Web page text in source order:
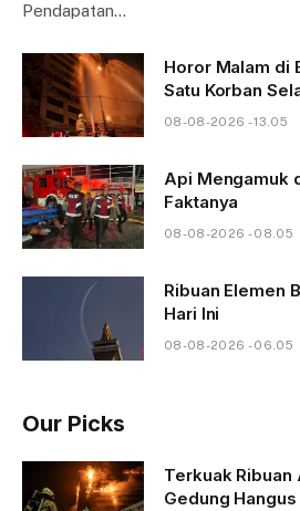
Pendapatan…
Horor Malam di
Satu Korban
08-08-2026 - 13.05
Api Mengamuk
Faktanya
08-08-2026 - 08.05
Ribuan Elemen
Hari Ini
08-08-2026 - 06.05
Our Picks
Terkuak Ribuan
Gedung Hangus